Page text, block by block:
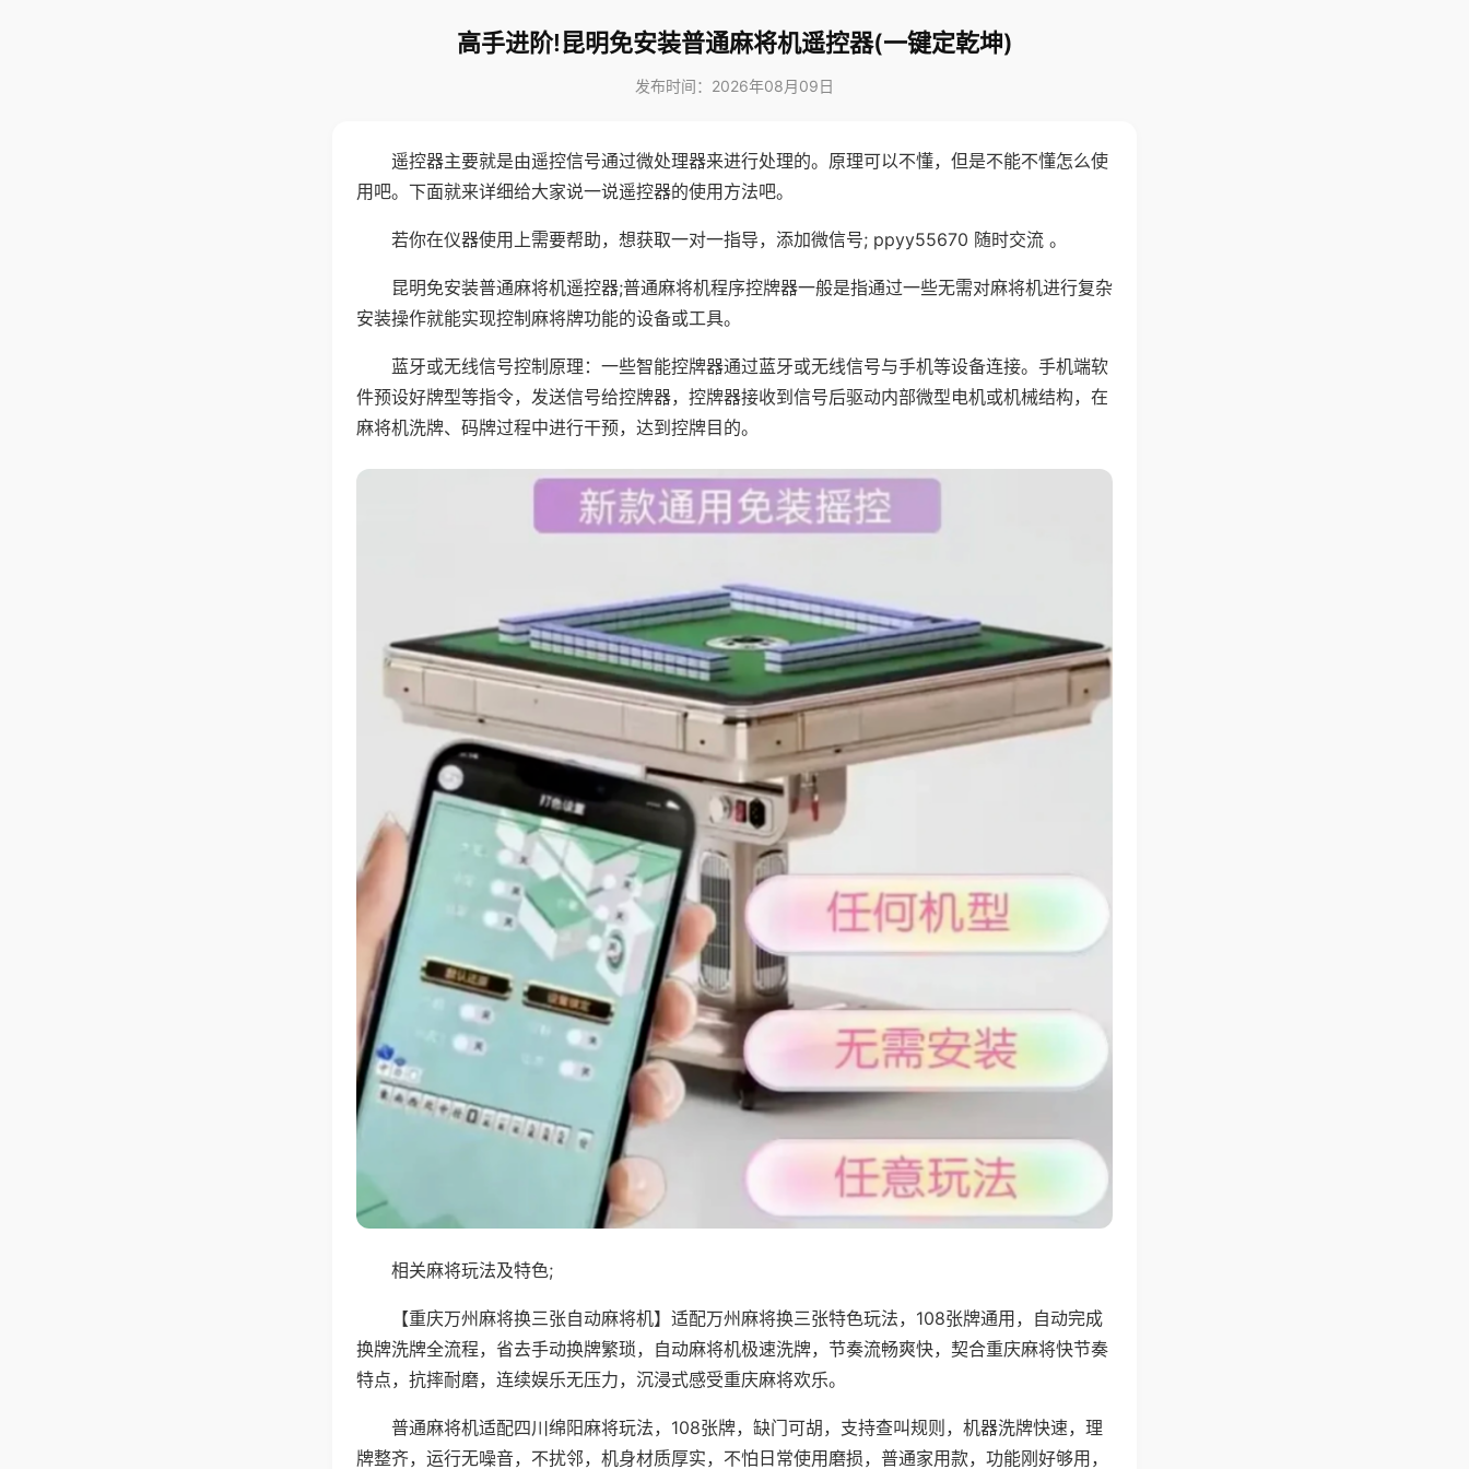
高手进阶!昆明免安装普通麻将机遥控器(一键定乾坤)
发布时间：2026年08月09日
遥控器主要就是由遥控信号通过微处理器来进行处理的。原理可以不懂，但是不能不懂怎么使
用吧。下面就来详细给大家说一说遥控器的使用方法吧。
若你在仪器使用上需要帮助，想获取一对一指导，添加微信号; ppyy55670 随时交流 。
昆明免安装普通麻将机遥控器;普通麻将机程序控牌器一般是指通过一些无需对麻将机进行复杂
安装操作就能实现控制麻将牌功能的设备或工具。
蓝牙或无线信号控制原理：一些智能控牌器通过蓝牙或无线信号与手机等设备连接。手机端软
件预设好牌型等指令，发送信号给控牌器，控牌器接收到信号后驱动内部微型电机或机械结构，在
麻将机洗牌、码牌过程中进行干预，达到控牌目的。
相关麻将玩法及特色;
【重庆万州麻将换三张自动麻将机】适配万州麻将换三张特色玩法，108张牌通用，自动完成
换牌洗牌全流程，省去手动换牌繁琐，自动麻将机极速洗牌，节奏流畅爽快，契合重庆麻将快节奏
特点，抗摔耐磨，连续娱乐无压力，沉浸式感受重庆麻将欢乐。
普通麻将机适配四川绵阳麻将玩法，108张牌，缺门可胡，支持查叫规则，机器洗牌快速，理
牌整齐，运行无噪音，不扰邻，机身材质厚实，不怕日常使用磨损，普通家用款，功能刚好够用，